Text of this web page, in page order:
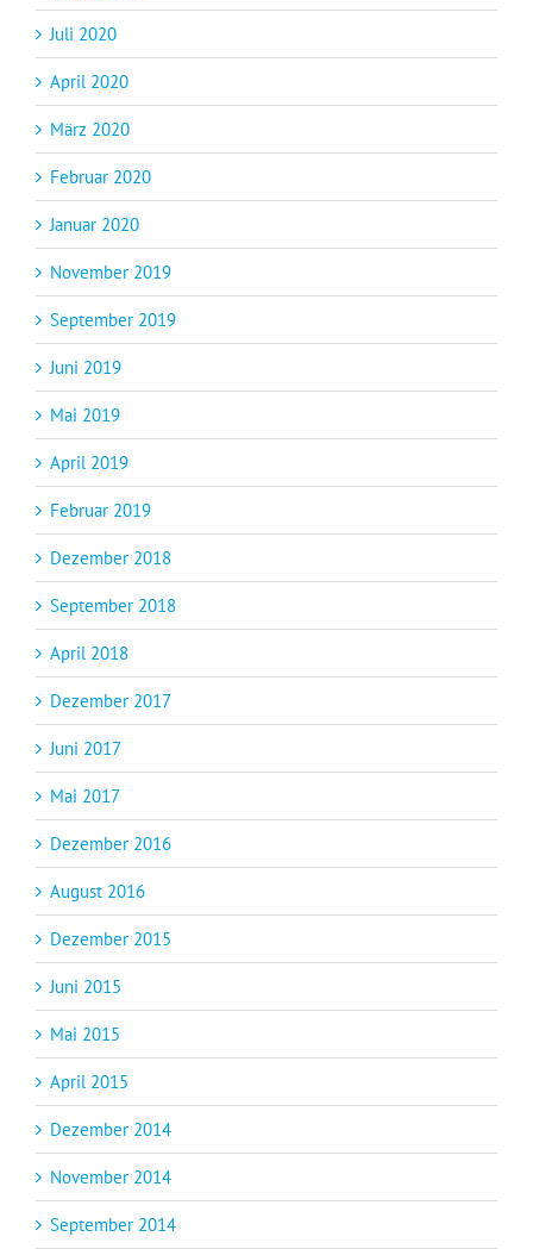
Juli 2020
April 2020
März 2020
Februar 2020
Januar 2020
November 2019
September 2019
Juni 2019
Mai 2019
April 2019
Februar 2019
Dezember 2018
September 2018
April 2018
Dezember 2017
Juni 2017
Mai 2017
Dezember 2016
August 2016
Dezember 2015
Juni 2015
Mai 2015
April 2015
Dezember 2014
November 2014
September 2014